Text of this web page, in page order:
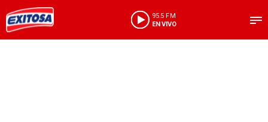
95.5 FM
EN VIVO